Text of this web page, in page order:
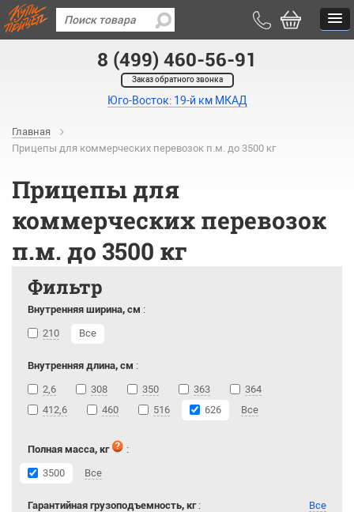
8 (499) 460-56-91
Заказ обратного звонка
Юго-Восток: 19-й км МКАД
Главная
Прицепы для коммерческих перевозок п.м. до 3500 кг
Прицепы для
коммерческих перевозок
п.м. до 3500 кг
Фильтр
Внутренняя ширина, см :
210
Все
Внутренняя длина, см :
2,6
308 350 363
364
412,6
460 516 626 Все
Полная масса, кг
:
3500
Все
Гарантийная грузоподъемность, кг: Все